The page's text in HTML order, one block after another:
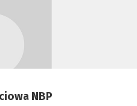
NBP